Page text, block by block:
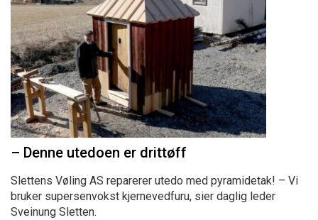
– Denne utedoen er drittøff
Slettens Vøling AS reparerer utedo med pyramidetak! – Vi
bruker supersenvokst kjernevedfuru, sier daglig leder
Sveinung Sletten.